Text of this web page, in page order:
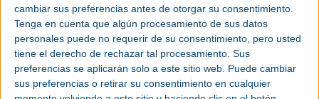
cambiar sus preferencias antes de otorgar su consentimiento.
Tenga en cuenta que algún procesamiento de sus datos
personales puede no requerir de su consentimiento, pero usted
tiene el derecho de rechazar tal procesamiento. Sus
preferencias se aplicarán solo a este sitio web. Puede cambiar
sus preferencias o retirar su consentimiento en cualquier